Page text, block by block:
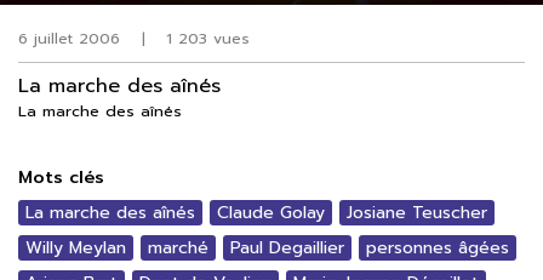
6 juillet 2006 | 1 203 vues
La marche des aînés
La marche des aînés
Mots clés
La marche des aînés Claude Golay
Josiane Teuscher
Willy Meylan
marché Paul Degaillier
personnes âgées